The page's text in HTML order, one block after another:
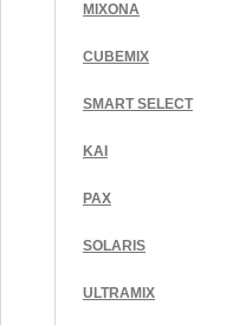
MIXONA
CUBEMIX
SMART SELECT
KAI
PAX
SOLARIS
ULTRAMIX